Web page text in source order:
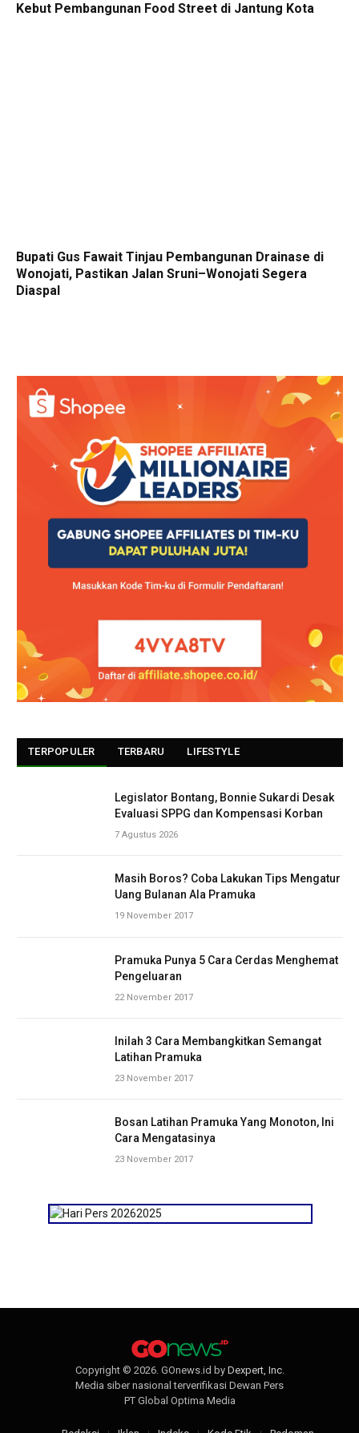
Kebut Pembangunan Food Street di Jantung Kota
Bupati Gus Fawait Tinjau Pembangunan Drainase di
Wonojati, Pastikan Jalan Sruni–Wonojati Segera
Diaspal
TERPOPULER TERBARU LIFESTYLE
Legislator Bontang, Bonnie Sukardi Desak
Evaluasi SPPG dan Kompensasi Korban
7 Agustus 2026
Masih Boros? Coba Lakukan Tips Mengatur
Uang Bulanan Ala Pramuka
19 November 2017
Pramuka Punya 5 Cara Cerdas Menghemat
Pengeluaran
22 November 2017
Inilah 3 Cara Membangkitkan Semangat
Latihan Pramuka
23 November 2017
Bosan Latihan Pramuka Yang Monoton, Ini
Cara Mengatasinya
23 November 2017
Copyright © 2026. GOnews.id by Dexpert, Inc.
Media siber nasional terverifikasi Dewan Pers
PT Global Optima Media